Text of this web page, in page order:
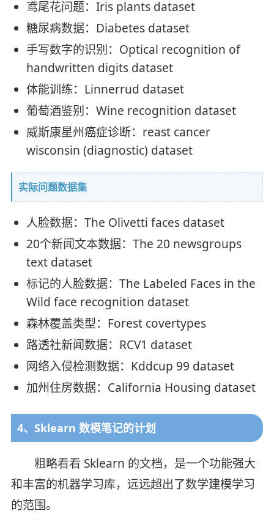
鸢尾花问题：Iris plants dataset
糖尿病数据：Diabetes dataset
手写数字的识别：Optical recognition of
handwritten digits dataset
体能训练：Linnerrud dataset
葡萄酒鉴别：Wine recognition dataset
威斯康星州癌症诊断：reast cancer
wisconsin (diagnostic) dataset
实际问题数据集
人脸数据：The Olivetti faces dataset
20个新闻文本数据：The 20 newsgroups
text dataset
标记的人脸数据：The Labeled Faces in the
Wild face recognition dataset
森林覆盖类型：Forest covertypes
路透社新闻数据：RCV1 dataset
网络入侵检测数据：Kddcup 99 dataset
加州住房数据：California Housing dataset
4、Sklearn 数模笔记的计划
粗略看看 Sklearn 的文档，是一个功能强大
和丰富的机器学习库，远远超出了数学建模学习
的范围。